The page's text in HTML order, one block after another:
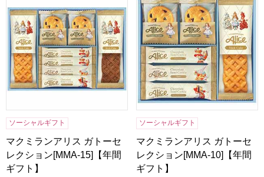
ソーシャルギフト
マクミランアリス ガトーセ
レクション[MMA-15]【年間
ギフト】
ソーシャルギフト
マクミランアリス ガトーセ
レクション[MMA-10]【年間
ギフト】